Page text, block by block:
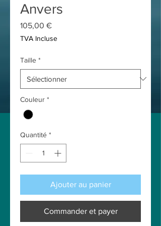
Anvers
105,00 €Prix
TVA Incluse
Taille *
Couleur *
Quantité *
Ajouter au panier
Commander et payer